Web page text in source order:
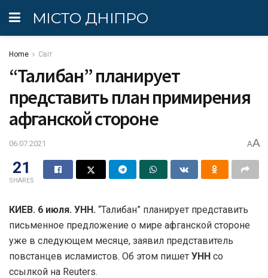
МІСТО ДНІПРО
Home Світ
“Талибан” планирует
представить план примирения
афганской стороне
06.07.2021 AA
21
SHARES
КИЕВ. 6 июля. УНН. “Талибан” планирует представить
письменное предложение о мире афганской стороне
уже в следующем месяце, заявил представитель
повстанцев исламистов. Об этом пишет УНН со
ссылкой на Reuters.